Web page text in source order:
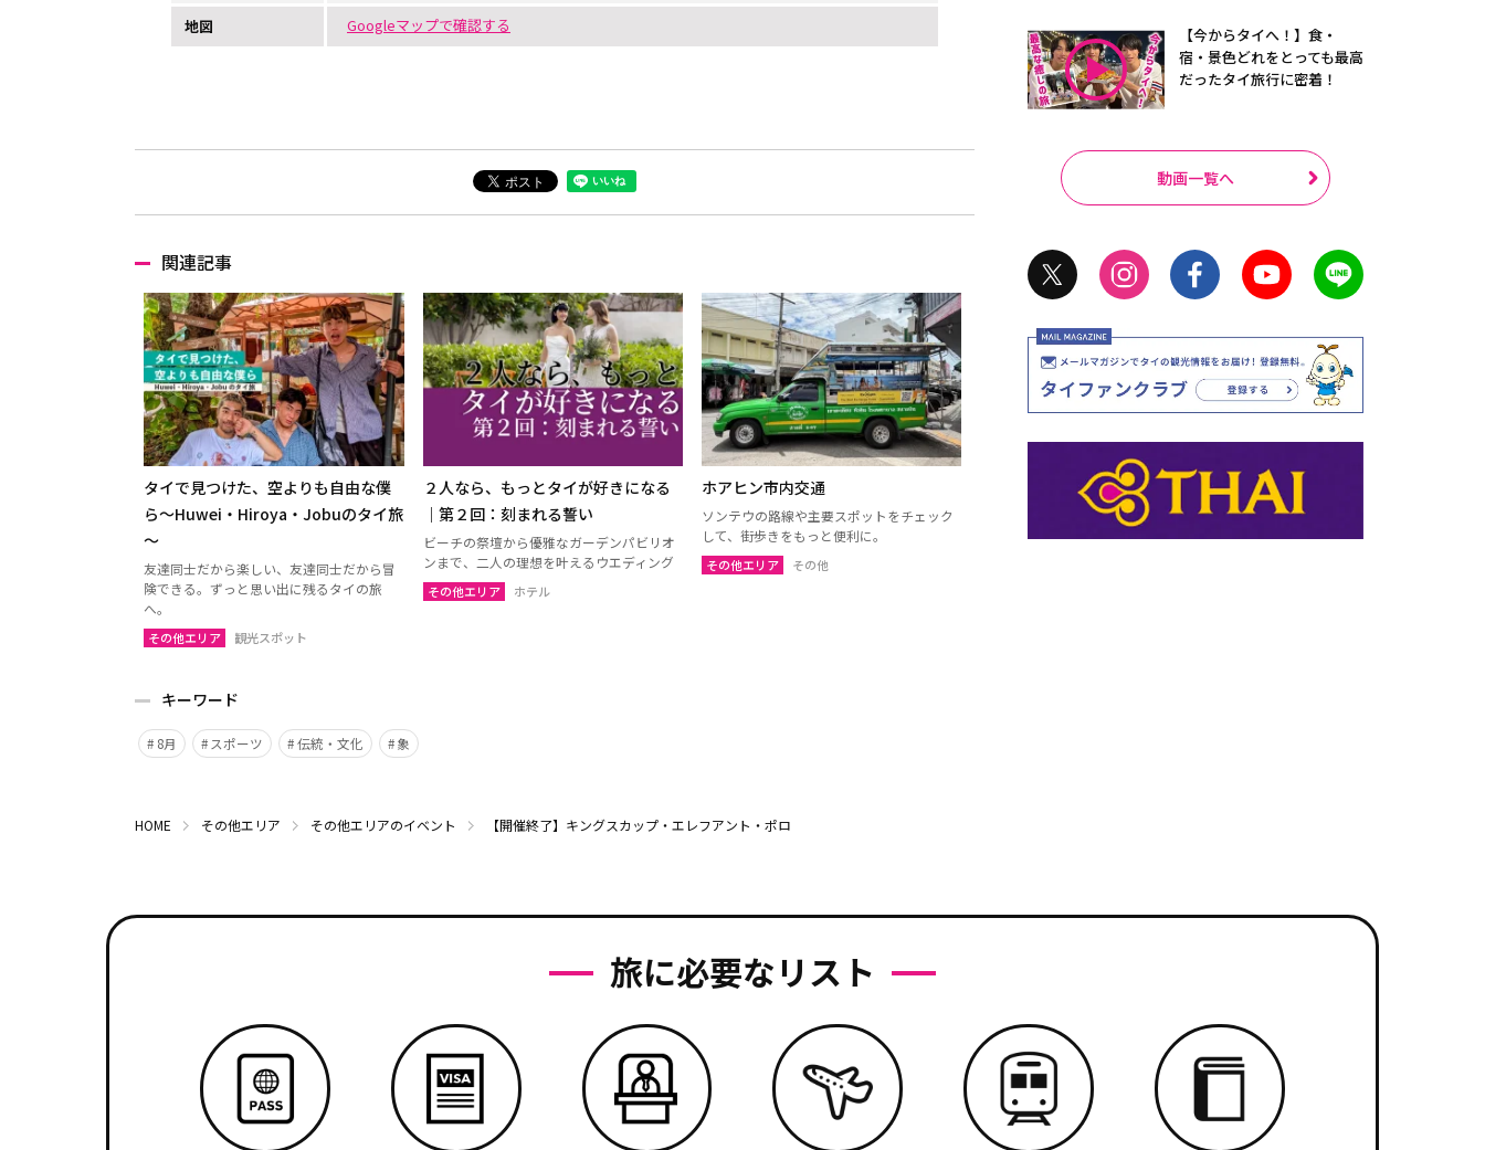
地図 Googleマップで確認する
関連記事
タイで見つけた、空よりも自由な僕
ら～Huwei・Hiroya・Jobuのタイ旅
～
友達同士だから楽しい、友達同士だから冒
険できる。ずっと思い出に残るタイの旅
へ。
その他エリア 観光スポット
２人なら、もっとタイが好きになる
｜第２回：刻まれる誓い
ビーチの祭壇から優雅なガーデンパビリオ
ンまで、二人の理想を叶えるウエディング
その他エリア ホテル
ホアヒン市内交通
ソンテウの路線や主要スポットをチェック
して、街歩きをもっと便利に。
その他エリア その他
キーワード
8月 スポーツ 伝統・文化 象
HOME その他エリア その他エリアのイベント 【開催終了】キングスカップ・エレフアント・ポロ
【今からタイへ！】食・
宿・景色どれをとっても最高
だったタイ旅行に密着！
動画一覧へ
旅に必要なリスト